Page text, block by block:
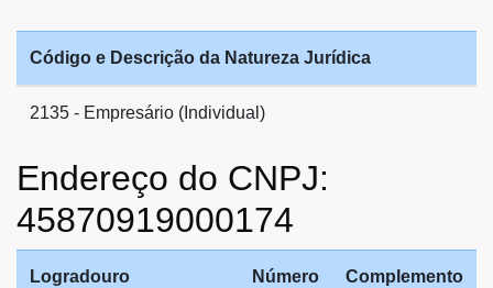
Código e Descrição da Natureza Jurídica
2135 - Empresário (Individual)
Endereço do CNPJ:
45870919000174
Logradouro Número Complemento